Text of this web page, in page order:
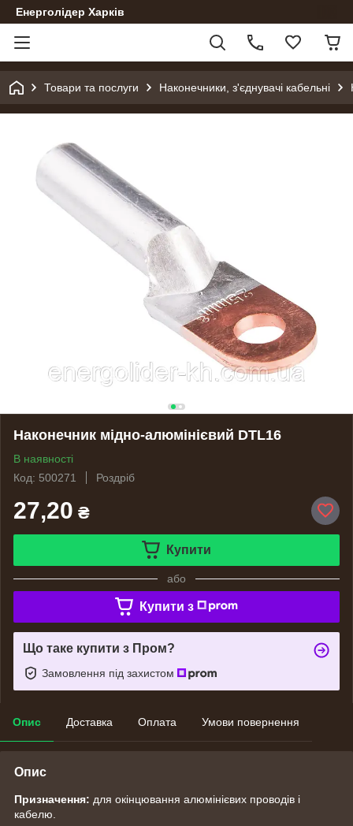
Енерголідер Харків
Товари та послуги Наконечники, з'єднувачі кабельні
Наконечник мідно-алюмінієвий DTL16
В наявності
Код: 500271
Роздріб
27,20 ₴
Купити
або
Купити з
Що таке купити з Пром?
Замовлення під захистом
Опис Доставка Оплата Умови повернення
Опис
Призначення: для окінцювання алюмінієвих проводів і
кабелю.